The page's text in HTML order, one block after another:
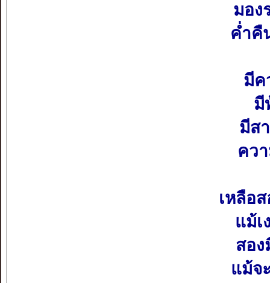
มอง
ค่ำคื
มีค
มี
มีส
คว
เหลือ
แม้เ
สอ
แม้จ